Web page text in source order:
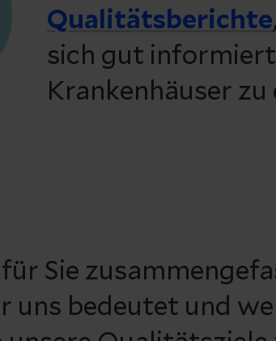
Qualitätsberichte
sich gut
Krankenhäuser zu
Sie
uns bedeutet und